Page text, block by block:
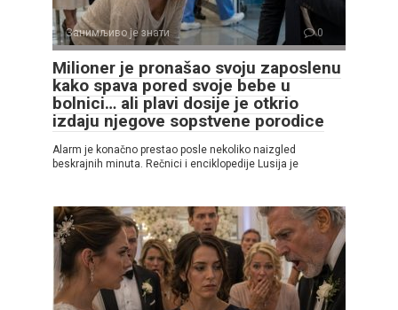
Занимљиво је знати 0
Milioner je pronašao svoju zaposlenu
kako spava pored svoje bebe u
bolnici… ali plavi dosije je otkrio
izdaju njegove sopstvene porodice
Alarm je konačno prestao posle nekoliko naizgled
beskrajnih minuta. Rečnici i enciklopedije Lusija je